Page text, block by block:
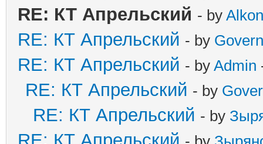
RE: КТ Апрельский - by
RE: КТ Апрельский - by
RE: КТ Апрельский - by Admin
RE: КТ Апрельский - by
RE: КТ Апрельский - by